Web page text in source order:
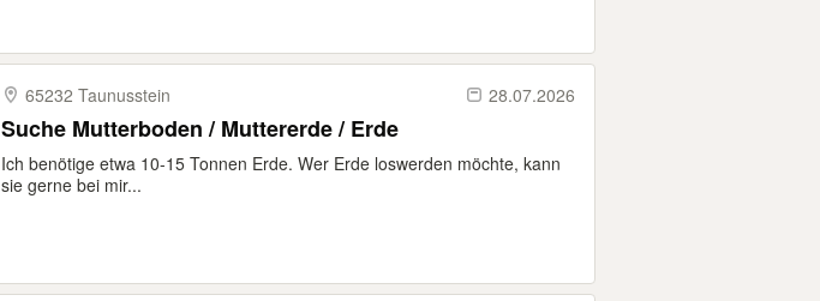
65232 Taunusstein 28.07.2026
Suche Mutterboden / Muttererde / Erde
Ich benötige etwa 10-15 Tonnen Erde. Wer Erde loswerden möchte, kann
sie gerne bei mir...